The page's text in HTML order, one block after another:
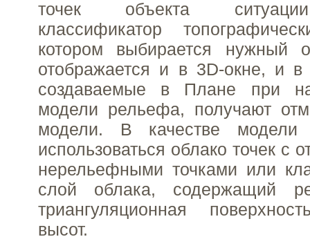
точек объекта
классификатор
котором выбирается нужный
отображается и в 3D-окне, и
создаваемые в Плане при
модели рельефа, получают
модели. В качестве
использоваться облако точек с
нерельефными точками или
слой облака, содержащий
триангуляционная
высот.